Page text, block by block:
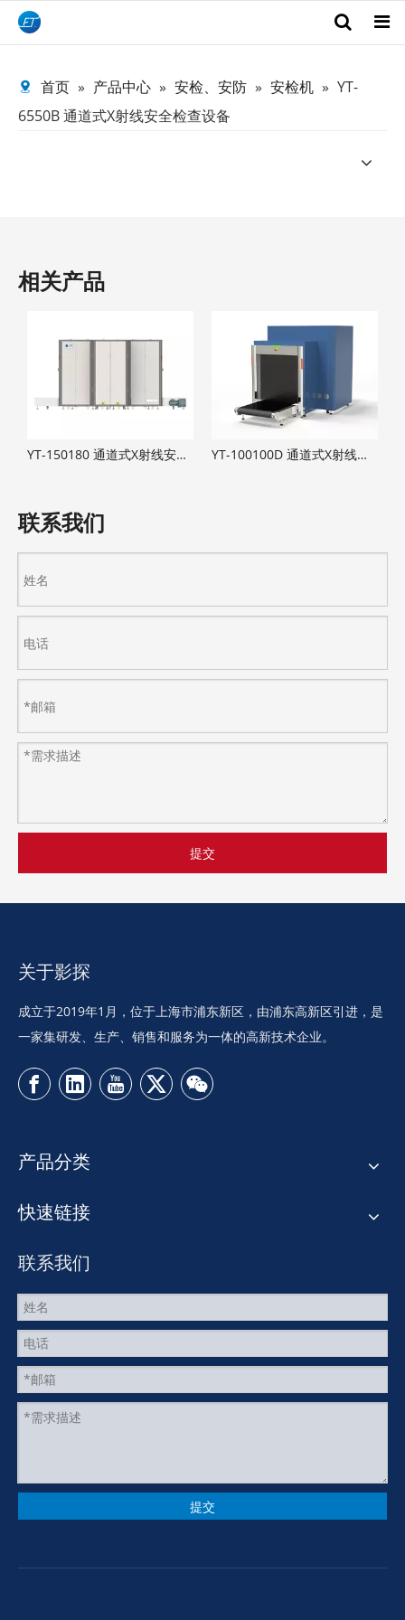
首页 » 产品中心 » 安检、安防 » 安检机 » YT-
6550B 通道式X射线安全检查设备
相关产品
YT-150180 通道式X射线安全检查设备 YT-100100D 通道式X射线安全检查设备
联系我们
提交
关于影探
成立于2019年1月，位于上海市浦东新区，由浦东高新区引进，是
一家集研发、生产、销售和服务为一体的高新技术企业。
产品分类
快速链接
联系我们
提交